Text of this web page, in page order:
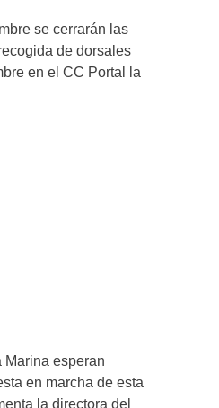
se cerrarán las
de dorsales
en el CC Portal la
Marina esperan
en marcha de esta
la directora del